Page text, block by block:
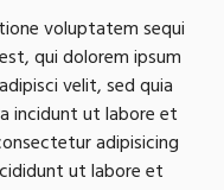
voluptatem sequi
qui dolorem ipsum
velit, sed quia
incidunt ut labore et
adipisicing
ut labore et